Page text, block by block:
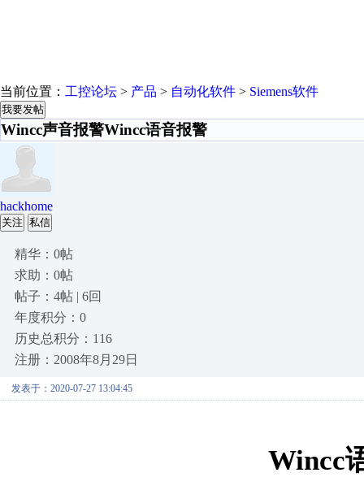
当前位置： 工控论坛 > 产品 > 自动化软件 > Siemens软件
我要发帖
Wincc声音报警Wincc语音报警
hackhome
关注 私信
精华：0帖
求助：0帖
帖子：4帖 | 6回
年度积分：0
历史总积分：116
注册：2008年8月29日
发表于：2020-07-27 13:04:45
Wincc